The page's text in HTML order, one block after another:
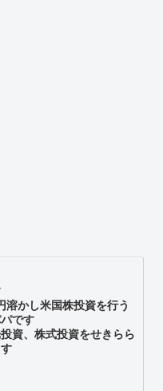
溶かし米国株投資を行う
です
資、株式投資をせきらら